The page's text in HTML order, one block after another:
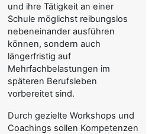
und ihre Tätigkeit an einer
Schule möglichst reibungslos
nebeneinander ausführen
können, sondern auch
längerfristig auf
Mehrfachbelastungen im
späteren Berufsleben
vorbereitet sind.
Durch gezielte Workshops und
Coachings sollen Kompetenzen